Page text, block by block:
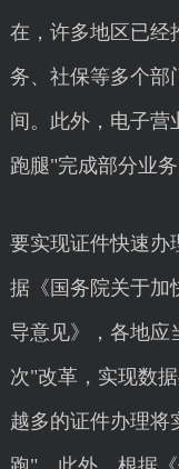
在，许多地区已经
务、社保等多个部
间。此外，电子营
跑腿"完成部分业务
要实现证件快速办
据《国务院关于加
导意见》，各地应
次"改革，实现数
越多的证件办理将